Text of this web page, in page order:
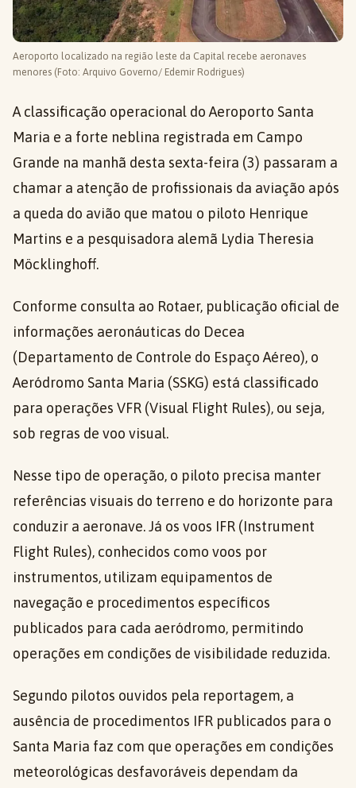
Aeroporto localizado na região leste da Capital recebe aeronaves
menores (Foto: Arquivo Governo/ Edemir Rodrigues)
A classificação operacional do Aeroporto Santa
Maria e a forte neblina registrada em Campo
Grande na manhã desta sexta-feira (3) passaram a
chamar a atenção de profissionais da aviação após
a queda do avião que matou o piloto Henrique
Martins e a pesquisadora alemã Lydia Theresia
Möcklinghoff.
Conforme consulta ao Rotaer, publicação oficial de
informações aeronáuticas do Decea
(Departamento de Controle do Espaço Aéreo), o
Aeródromo Santa Maria (SSKG) está classificado
para operações VFR (Visual Flight Rules), ou seja,
sob regras de voo visual.
Nesse tipo de operação, o piloto precisa manter
referências visuais do terreno e do horizonte para
conduzir a aeronave. Já os voos IFR (Instrument
Flight Rules), conhecidos como voos por
instrumentos, utilizam equipamentos de
navegação e procedimentos específicos
publicados para cada aeródromo, permitindo
operações em condições de visibilidade reduzida.
Segundo pilotos ouvidos pela reportagem, a
ausência de procedimentos IFR publicados para o
Santa Maria faz com que operações em condições
meteorológicas desfavoráveis dependam da